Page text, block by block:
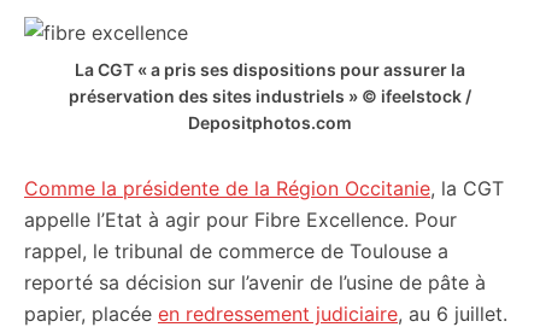
La CGT « a pris ses dispositions pour assurer la
préservation des sites industriels » © ifeelstock /
Depositphotos.com
Comme la présidente de la Région Occitanie, la CGT
appelle l’Etat à agir pour Fibre Excellence. Pour
rappel, le tribunal de commerce de Toulouse a
reporté sa décision sur l’avenir de l’usine de pâte à
papier, placée en redressement judiciaire, au 6 juillet.